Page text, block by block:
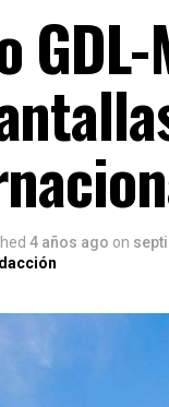
4 años ago on